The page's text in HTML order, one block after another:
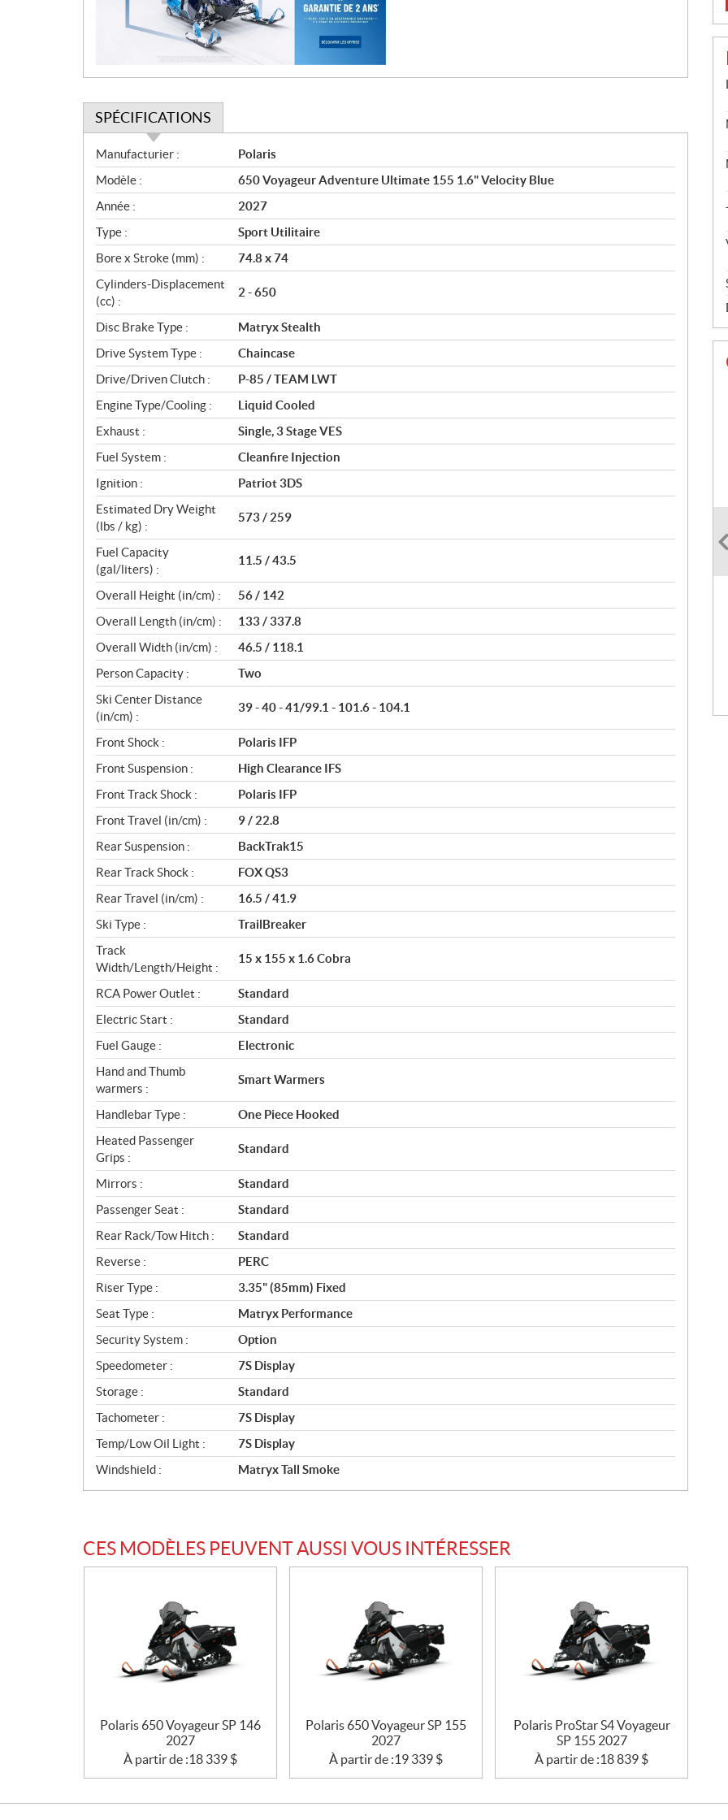
SPÉCIFICATIONS
S
p
é
c
i
f
i
c
a
t
i
o
n
s
Manufacturier :
Polaris
Modèle :
650 Voyageur Adventure Ultimate 155 1.6" Velocity Blue
Année :
2027
Type :
Sport Utilitaire
Bore x Stroke (mm) :
74.8 x 74
Cylinders-Displacement
(cc) :
2 - 650
Disc Brake Type :
Matryx Stealth
Drive System Type :
Chaincase
Drive/Driven Clutch :
P-85 / TEAM LWT
Engine Type/Cooling :
Liquid Cooled
Exhaust :
Single, 3 Stage VES
Fuel System :
Cleanfire Injection
Ignition :
Patriot 3DS
Estimated Dry Weight
(lbs / kg) :
573 / 259
Fuel Capacity
(gal/liters) :
11.5 / 43.5
Overall Height (in/cm) :
56 / 142
Overall Length (in/cm) :
133 / 337.8
Overall Width (in/cm) :
46.5 / 118.1
Person Capacity :
Two
Ski Center Distance
(in/cm) :
39 - 40 - 41/99.1 - 101.6 - 104.1
Front Shock :
Polaris IFP
Front Suspension :
High Clearance IFS
Front Track Shock :
Polaris IFP
Front Travel (in/cm) :
9 / 22.8
Rear Suspension :
BackTrak15
Rear Track Shock :
FOX QS3
Rear Travel (in/cm) :
16.5 / 41.9
Ski Type :
TrailBreaker
Track
Width/Length/Height :
15 x 155 x 1.6 Cobra
RCA Power Outlet :
Standard
Electric Start :
Standard
Fuel Gauge :
Electronic
Hand and Thumb
warmers :
Smart Warmers
Handlebar Type :
One Piece Hooked
Heated Passenger
Grips :
Standard
Mirrors :
Standard
Passenger Seat :
Standard
Rear Rack/Tow Hitch :
Standard
Reverse :
PERC
Riser Type :
3.35" (85mm) Fixed
Seat Type :
Matryx Performance
Security System :
Option
Speedometer :
7S Display
Storage :
Standard
Tachometer :
7S Display
Temp/Low Oil Light :
7S Display
Windshield :
Matryx Tall Smoke
CES MODÈLES PEUVENT AUSSI VOUS INTÉRESSER
Polaris 650 Voyageur SP 146
2027
À partir de :18 339 $
Polaris 650 Voyageur SP 155
2027
À partir de :19 339 $
Polaris ProStar S4 Voyageur
SP 155 2027
À partir de :18 839 $